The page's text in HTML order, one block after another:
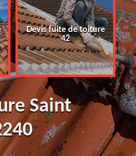
Devis fuite de toiture
42
Saint